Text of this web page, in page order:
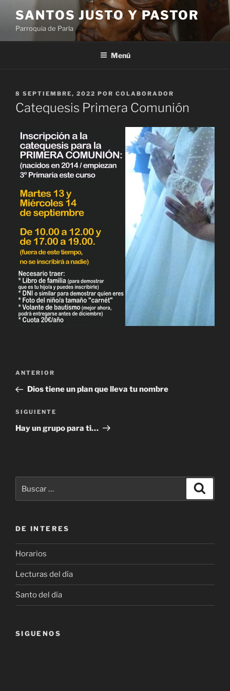
contenido
SANTOS JUSTO Y PASTOR
Parroquia de Parla
Menú
PUBLICADO
EL
8 SEPTIEMBRE, 2022 POR COLABORADOR
Catequesis Primera Comunión
Navegación
entradas
Entrada
anterior:
ANTERIOR
Dios tiene un plan que lleva tu nombre
Siguiente
entrada
SIGUIENTE
Hay un grupo para ti…
por:
DE INTERES
Horarios
Lecturas del día
Santo del día
SIGUENOS